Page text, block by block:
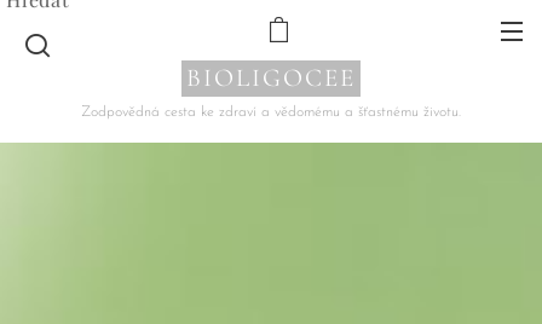
BIOLIGOCEE
Zodpovědná cesta ke zdraví a vědomému a šťastnému životu.